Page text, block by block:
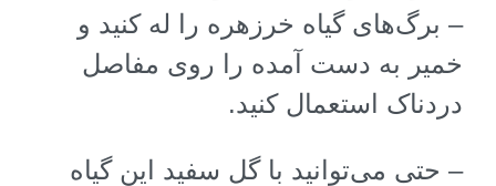
– برگ‌های گیاه خرزهره را له کنید و
خمیر به دست آمده را روی مفاصل
دردناک استعمال کنید.
– حتی می‌توانید با گل سفید این گیاه